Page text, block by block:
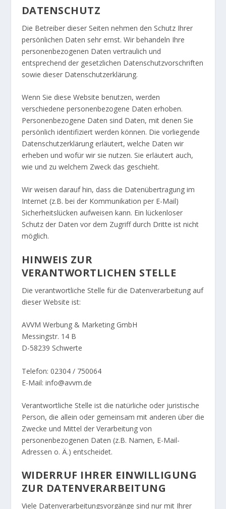
DATENSCHUTZ
Die Betreiber dieser Seiten nehmen den Schutz Ihrer
persönlichen Daten sehr ernst. Wir behandeln Ihre
personenbezogenen Daten vertraulich und
entsprechend der gesetzlichen Datenschutzvorschriften
sowie dieser Datenschutzerklärung.
Wenn Sie diese Website benutzen, werden
verschiedene personenbezogene Daten erhoben.
Personenbezogene Daten sind Daten, mit denen Sie
persönlich identifiziert werden können. Die vorliegende
Datenschutzerklärung erläutert, welche Daten wir
erheben und wofür wir sie nutzen. Sie erläutert auch,
wie und zu welchem Zweck das geschieht.
Wir weisen darauf hin, dass die Datenübertragung im
Internet (z.B. bei der Kommunikation per E-Mail)
Sicherheitslücken aufweisen kann. Ein lückenloser
Schutz der Daten vor dem Zugriff durch Dritte ist nicht
möglich.
HINWEIS ZUR
VERANTWORTLICHEN STELLE
Die verantwortliche Stelle für die Datenverarbeitung auf
dieser Website ist:
AVVM Werbung & Marketing GmbH
Messingstr. 14 B
D-58239 Schwerte
Telefon: 02304 / 750064
E-Mail: info@avvm.de
Verantwortliche Stelle ist die natürliche oder juristische
Person, die allein oder gemeinsam mit anderen über die
Zwecke und Mittel der Verarbeitung von
personenbezogenen Daten (z.B. Namen, E-Mail-
Adressen o. Ä.) entscheidet.
WIDERRUF IHRER EINWILLIGUNG
ZUR DATENVERARBEITUNG
Viele Datenverarbeitungsvorgänge sind nur mit Ihrer